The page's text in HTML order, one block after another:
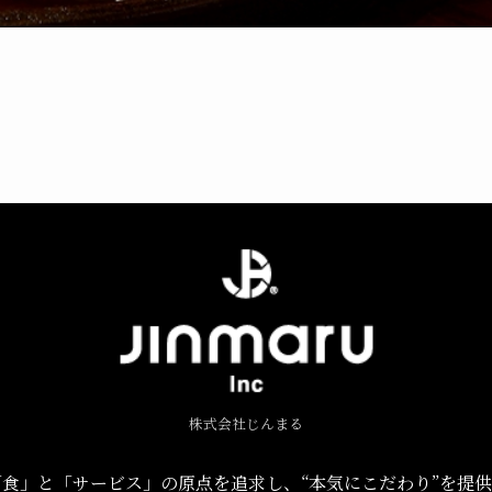
株式会社じんまる
」と「サービス」の原点を追求し、“本気にこだわり”を提供